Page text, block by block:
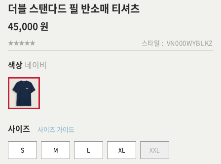
더블 스탠다드 필 반소매 티셔츠
45,000 원
스타일 : VN000WYBLKZ
색상 네이비
사이즈 사이즈 가이드
S M L XL XXL